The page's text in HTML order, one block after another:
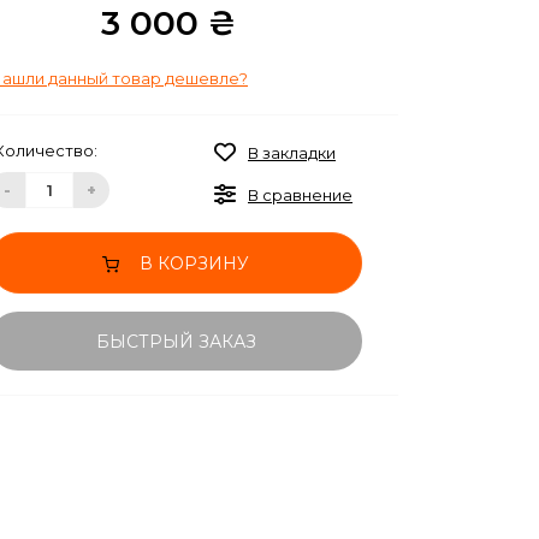
3 000 ₴
данный товар дешевле?
- +
В закладки
В сравнение
В КОРЗИНУ
БЫСТРЫЙ ЗАКАЗ